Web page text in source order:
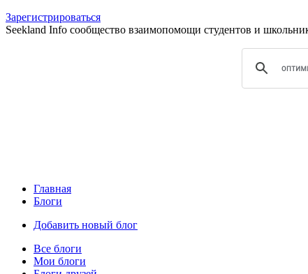
Зарегистрироваться
Seekland Info сообщество взаимопомощи студентов и
Главная
Блоги
Добавить новый блог
Все блоги
Мои блоги